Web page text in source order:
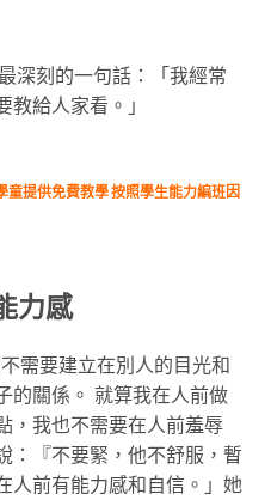
深刻的一句話：「我經常
給人家看。」
提供免費教學 按照學生能力編班因
力感
需要建立在別人的目光和
的關係。 就算我在人前做
，我也不需要在人前羞辱
：『不要緊，他不舒服，暫
人前有能力感和自信。」她